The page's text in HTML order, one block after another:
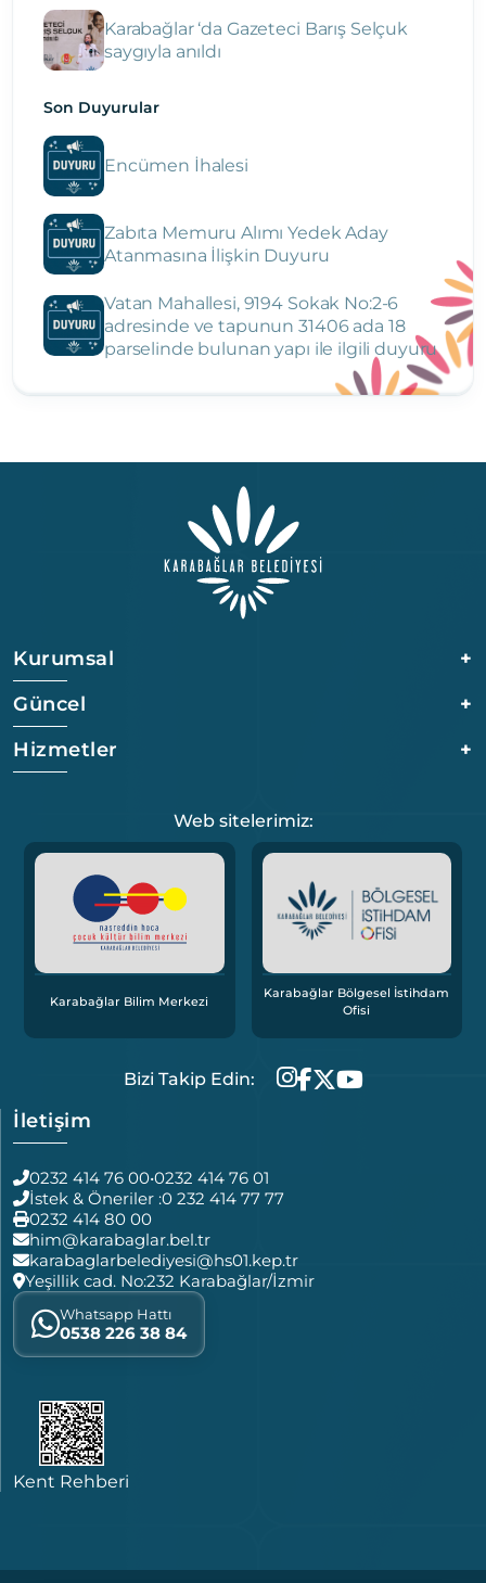
Karabağlar ‘da Gazeteci Barış Selçuk
saygıyla anıldı
Son Duyurular
Encümen İhalesi
Zabıta Memuru Alımı Yedek Aday
Atanmasına İlişkin Duyuru
Vatan Mahallesi, 9194 Sokak No:2-6
adresinde ve tapunun 31406 ada 18
parselinde bulunan yapı ile ilgili duyuru
Kurumsal
+
Güncel
+
Hizmetler
+
Web sitelerimiz:
Karabağlar Bilim Merkezi
Karabağlar Bölgesel İstihdam
Ofisi
Bizi Takip Edin:
İletişim
0232 414 76 00•0232 414 76 01
İstek & Öneriler :0 232 414 77 77
0232 414 80 00
him@karabaglar.bel.tr
karabaglarbelediyesi@hs01.kep.tr
Yeşillik cad. No:232 Karabağlar/İzmir
Whatsapp Hattı
0538 226 38 84
Kent Rehberi